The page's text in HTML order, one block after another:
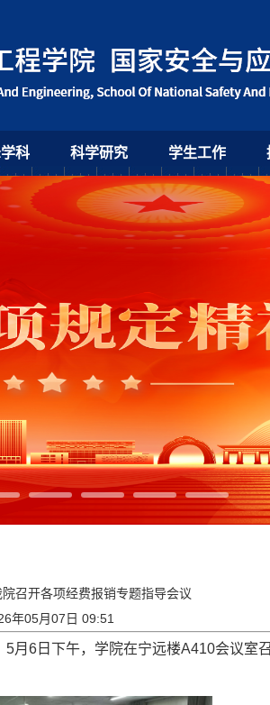
科 科学研究 学生工作
院召开各项经费报销专题指导会议
年05月07日 09:51
6日下午，学院在宁远楼A410会议室